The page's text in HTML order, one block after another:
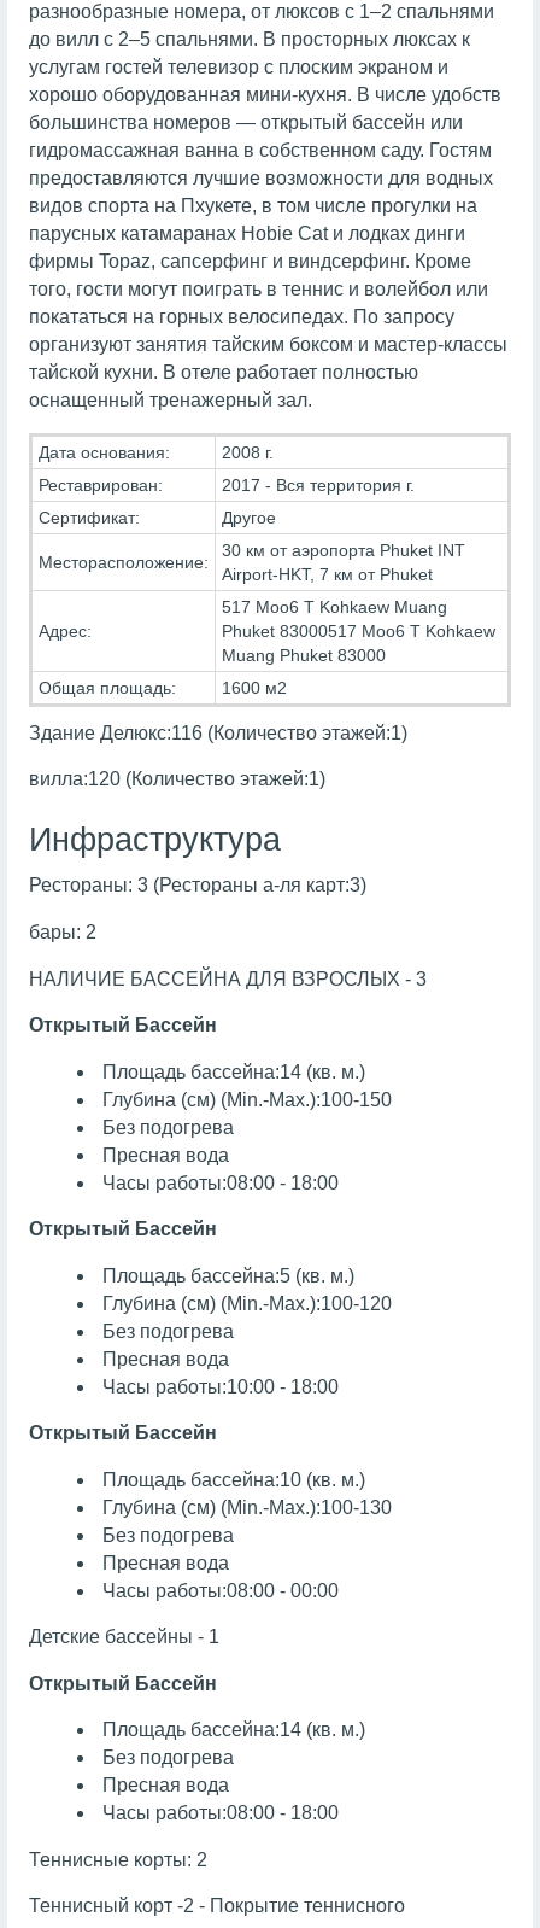
разнообразные номера, от люксов с 1–2 спальнями
до вилл с 2–5 спальнями. В просторных люксах к
услугам гостей телевизор с плоским экраном и
хорошо оборудованная мини-кухня. В числе удобств
большинства номеров — открытый бассейн или
гидромассажная ванна в собственном саду. Гостям
предоставляются лучшие возможности для водных
видов спорта на Пхукете, в том числе прогулки на
парусных катамаранах Hobie Cat и лодках динги
фирмы Topaz, сапсерфинг и виндсерфинг. Кроме
того, гости могут поиграть в теннис и волейбол или
покататься на горных велосипедах. По запросу
организуют занятия тайским боксом и мастер-классы
тайской кухни. В отеле работает полностью
оснащенный тренажерный зал.
Дата основания:
2008 г.
Реставрирован:
2017 - Вся территория г.
Сертификат:
Другое
Месторасположение:
30 км от аэропорта Phuket INT
Airport-HKT, 7 км от Phuket
Адрес:
517 Moo6 T Kohkaew Muang
Phuket 83000517 Moo6 T Kohkaew
Muang Phuket 83000
Общая площадь:
1600 м2
Здание Делюкс:116 (Количество этажей:1)
вилла:120 (Количество этажей:1)
Инфраструктура
Рестораны: 3 (Рестораны а-ля карт:3)
бары: 2
НАЛИЧИЕ БАССЕЙНА ДЛЯ ВЗРОСЛЫХ - 3
Открытый Бассейн
Площадь бассейна:14 (кв. м.)
Глубина (см) (Min.-Max.):100-150
Без подогрева
Пресная вода
Часы работы:08:00 - 18:00
Открытый Бассейн
Площадь бассейна:5 (кв. м.)
Глубина (см) (Min.-Max.):100-120
Без подогрева
Пресная вода
Часы работы:10:00 - 18:00
Открытый Бассейн
Площадь бассейна:10 (кв. м.)
Глубина (см) (Min.-Max.):100-130
Без подогрева
Пресная вода
Часы работы:08:00 - 00:00
Детские бассейны - 1
Открытый Бассейн
Площадь бассейна:14 (кв. м.)
Без подогрева
Пресная вода
Часы работы:08:00 - 18:00
Теннисные корты: 2
Теннисный корт -2 - Покрытие теннисного